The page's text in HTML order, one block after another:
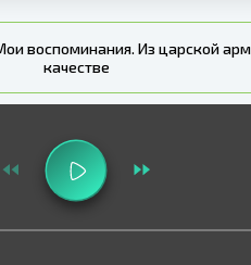
воспоминания. Из царской
качестве